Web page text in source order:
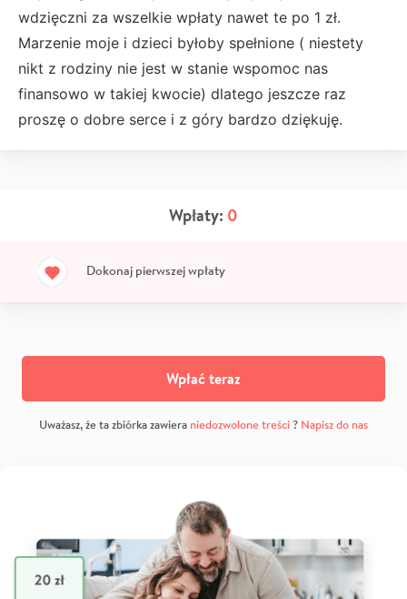
wdzięczni za wszelkie wpłaty nawet te po 1 zł.
Marzenie moje i dzieci byłoby spełnione ( niestety
nikt z rodziny nie jest w stanie wspomoc nas
finansowo w takiej kwocie) dlatego jeszcze raz
proszę o dobre serce i z góry bardzo dziękuję.
Wpłaty: 0
Dokonaj pierwszej wpłaty
Wpłać teraz
Uważasz, że ta zbiórka zawiera niedozwolone treści? Napisz do nas